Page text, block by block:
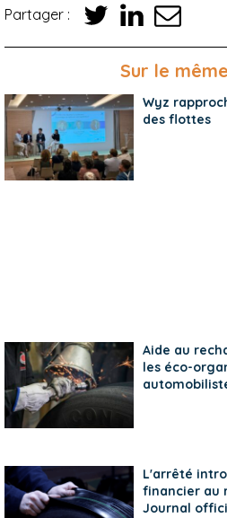
Partager :
Sur le
Wyz
des flottes
Aide au
les éco-
L'arrêté
financier au
Journal